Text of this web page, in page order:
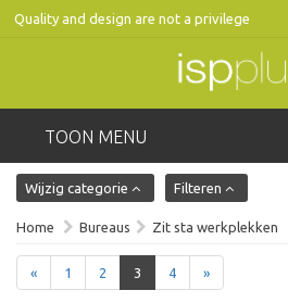
Quality and design are not a privilege
TOON MENU
Wijzig categorie Filteren
Home Bureaus Zit sta werkplekken
« 1 2 3 4 »